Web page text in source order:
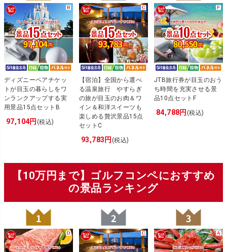
ディズニーペアチケッ
トが目玉の暮らしをワ
ンランクアップする実
用景品15点セットB
97,104円 (税込)
【宿泊】全国から選べ
る温泉旅行 やすらぎ
の旅が目玉のお肉＆ワ
イン＆和洋スイーツも
楽しめる贅沢景品15点
セットC
93,783円 (税込)
JTB旅行券が目玉のおう
ち時間を充実させる景
品10点セットF
84,788円 (税込)
【10万円まで】ゴルフコンペにおすすめ
の景品ランキング